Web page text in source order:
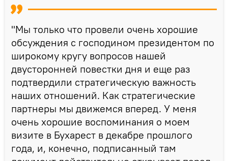
"Мы только что провели очень хорошие
обсуждения с господином президентом по
широкому кругу вопросов нашей
двусторонней повестки дня и еще раз
подтвердили стратегическую важность
наших отношений. Как стратегические
партнеры мы движемся вперед. У меня
очень хорошие воспоминания о моем
визите в Бухарест в декабре прошлого
года, и, конечно, подписанный там